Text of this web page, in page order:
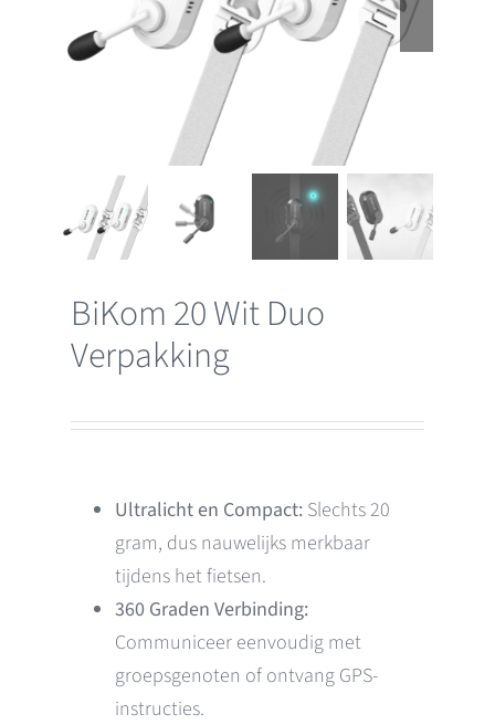
BiKom 20 Wit Duo
Verpakking
Ultralicht en Compact:Slechts 20
gram, dus nauwelijks merkbaar
tijdens het fietsen.
360 Graden Verbinding:
Communiceer eenvoudig met
groepsgenoten of ontvang GPS-
instructies.